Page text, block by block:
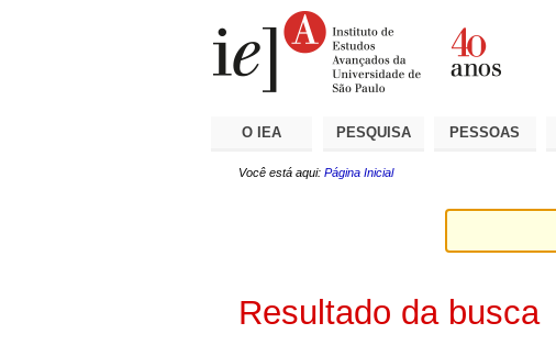
O IEA PESQUISA PESSOAS
Você está aqui: Página Inicial
Resultado da busca